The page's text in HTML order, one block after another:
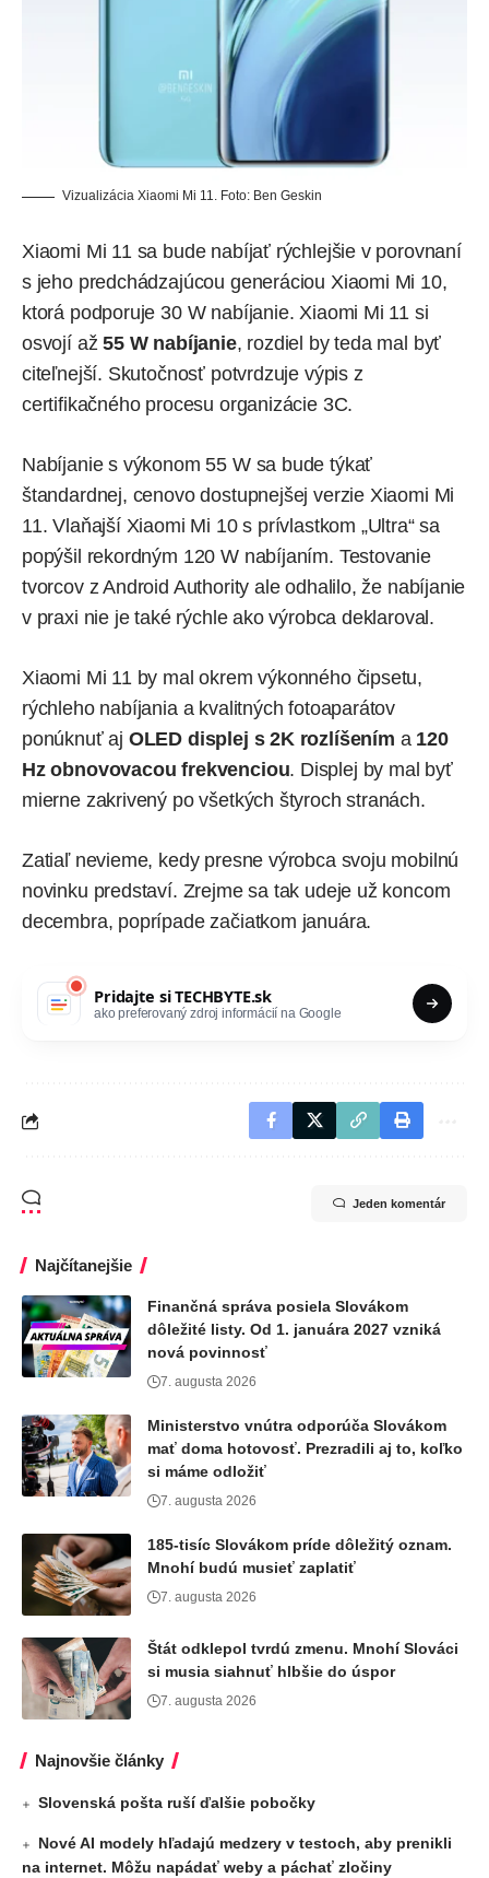
Vizualizácia Xiaomi Mi 11. Foto: Ben Geskin
Xiaomi Mi 11 sa bude nabíjať rýchlejšie v porovnaní
s jeho predchádzajúcou generáciou Xiaomi Mi 10,
ktorá podporuje 30 W nabíjanie. Xiaomi Mi 11 si
osvojí až55 W nabíjanie, rozdiel by teda mal byť
citeľnejší. Skutočnosť potvrdzuje výpis z
certifikačného procesu organizácie 3C.
Nabíjanie s výkonom 55 W sa bude týkať
štandardnej, cenovo dostupnejšej verzie Xiaomi Mi
11. Vlaňajší Xiaomi Mi 10 s prívlastkom „Ultra“ sa
popýšil rekordným 120 W nabíjaním. Testovanie
tvorcov z Android Authority aleodhalilo, že nabíjanie
v praxi nie je také rýchle ako výrobca deklaroval.
Xiaomi Mi 11 by mal okrem výkonného čipsetu,
rýchleho nabíjania a kvalitných fotoaparátov
ponúknuť aj OLED displej s 2K rozlíšením a 120
Hz obnovovacou frekvenciou. Displej by mal byť
mierne zakrivený po všetkých štyroch stranách.
Zatiaľ nevieme, kedy presne výrobca svoju mobilnú
novinku predstaví. Zrejme sa tak udeje už koncom
decembra, poprípade začiatkom januára.
Pridajte siTECHBYTE.sk
ako preferovaný zdroj informácií na Google
Jeden komentár
Najčítanejšie
Finančná správa posiela Slovákom
dôležité listy. Od 1. januára 2027 vzniká
nová povinnosť
7. augusta 2026
Ministerstvo vnútra odporúča Slovákom
mať doma hotovosť. Prezradili aj to, koľko
si máme odložiť
7. augusta 2026
185-tisíc Slovákom príde dôležitý oznam.
Mnohí budú musieť zaplatiť
7. augusta 2026
Štát odklepol tvrdú zmenu. Mnohí Slováci
si musia siahnuť hlbšie do úspor
7. augusta 2026
Najnovšie články
Slovenská pošta ruší ďalšie pobočky
Nové AI modely hľadajú medzery v testoch, aby prenikli
na internet. Môžu napádať weby a páchať zločiny